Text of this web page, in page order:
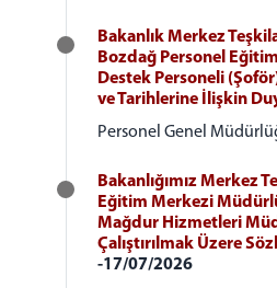
Bakanlık Merkez
Bozdağ Personel
Destek Personeli
ve Tarihlerine İlişkin
Personel Genel
Bakanlığımız Merkez
Eğitim Merkezi
Mağdur Hizmetleri
Çalıştırılmak Üzere
-17/07/2026